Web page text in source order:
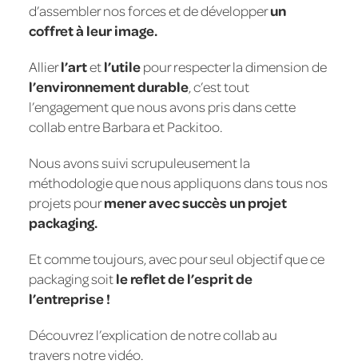
d’assembler nos forces et de développerun
coffret à leur image.
Allierl’artetl’utilepour respecter la dimension de
l’environnement durable, c’est tout
l’engagement que nous avons pris dans cette
collab entre Barbara et Packitoo.
Nous avons suivi scrupuleusement la
méthodologie que nous appliquons dans tous nos
projets pourmener avec succès un projet
packaging.
Et comme toujours, avec pour seul objectif que ce
packaging soitle reflet de l’esprit de
l’entreprise !
Découvrez l’explication de notre collab au
travers notre vidéo.